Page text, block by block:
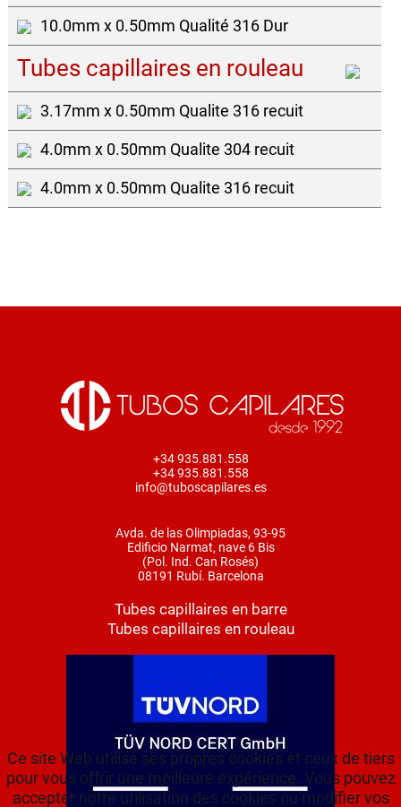
10.0mm x 0.50mm Qualité 316 Dur
Tubes capillaires en rouleau
3.17mm x 0.50mm Qualite 316 recuit
4.0mm x 0.50mm Qualite 304 recuit
4.0mm x 0.50mm Qualite 316 recuit
+34 935.881.558
+34 935.881.558
info@tuboscapilares.es
Avda. de las Olimpiadas, 93-95
Edificio Narmat, nave 6 Bis
(Pol. Ind. Can Rosés)
08191 Rubí. Barcelona
Tubes capillaires en barre
Tubes capillaires en rouleau
Ce site Web utilise ses propres cookies et ceux de tiers
pour vous offrir une meilleure expérience. Vous pouvez
accepter notre utilisation des cookies ou modifier vos